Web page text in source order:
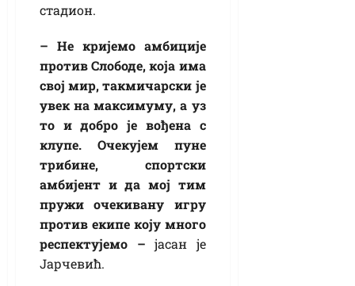
стадион.
– Не кријемо амбиције
против Слободе, која има
свој мир, такмичарски је
увек на максимуму, а уз
то и добро је вођена с
клупе. Очекујем пуне
трибине, спортски
амбијент и да мој тим
пружи очекивану игру
против екипе коју много
респектујемо – јасан је
Јарчевић.